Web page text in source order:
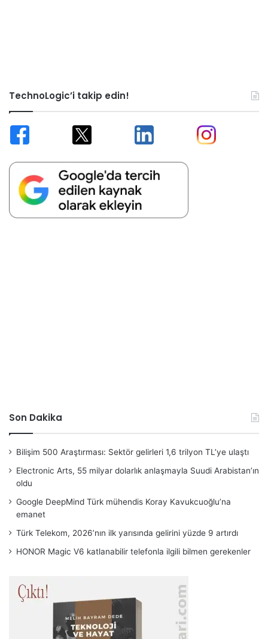
TechnoLogic’i takip edin!
Son Dakika
Bilişim 500 Araştırması: Sektör gelirleri 1,6 trilyon TL’ye ulaştı
Electronic Arts, 55 milyar dolarlık anlaşmayla Suudi Arabistan’ın
oldu
Google DeepMind Türk mühendis Koray Kavukcuoğlu’na
emanet
Türk Telekom, 2026’nın ilk yarısında gelirini yüzde 9 artırdı
HONOR Magic V6 katlanabilir telefonla ilgili bilmen gerekenler